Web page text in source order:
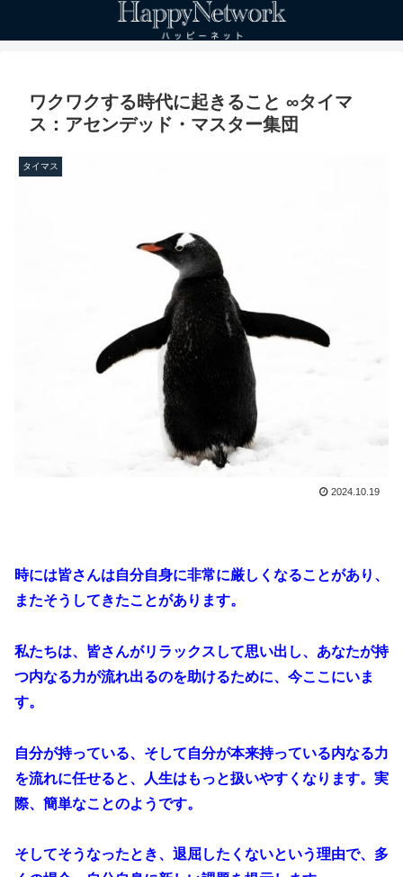
ワクワクする時代に起きること ∞タイマ
ス：アセンデッド・マスター集団
タイマス
2024.10.19
時には皆さんは自分自身に非常に厳しくなることがあり、
またそうしてきたことがあります。
私たちは、皆さんがリラックスして思い出し、あなたが持
つ内なる力が流れ出るのを助けるために、今ここにいま
す。
自分が持っている、そして自分が本来持っている内なる力
を流れに任せると、人生はもっと扱いやすくなります。実
際、簡単なことのようです。
そしてそうなったとき、退屈したくないという理由で、多